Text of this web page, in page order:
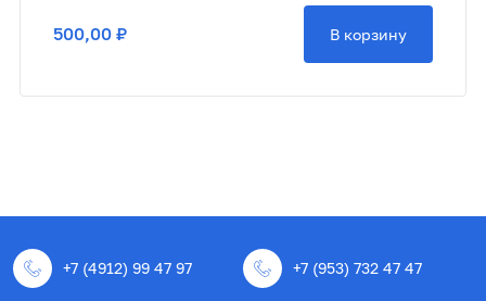
500,00 ₽ В корзину
+7 (4912) 99 47 97 +7 (953) 732 47 47